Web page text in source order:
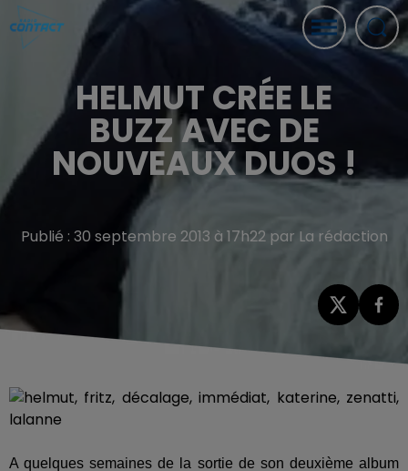
HELMUT CRÉE LE
BUZZ AVEC DE
NOUVEAUX DUOS !
Publié : 30 septembre 2013 à 17h22 par La rédaction
A quelques semaines de la sortie de son deuxième album